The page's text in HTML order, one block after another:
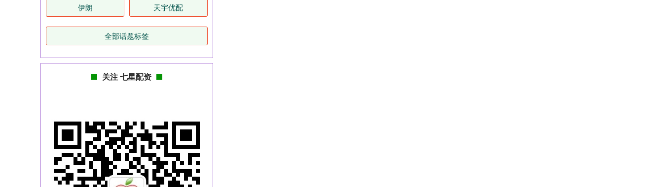
伊朗 天宇优配
全部话题标签
关注 七星配资